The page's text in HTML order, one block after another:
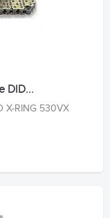
DID...
X-RING 530VX